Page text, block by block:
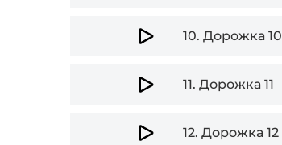
10. Дорожка 10
11. Дорожка 11
12. Дорожка 12